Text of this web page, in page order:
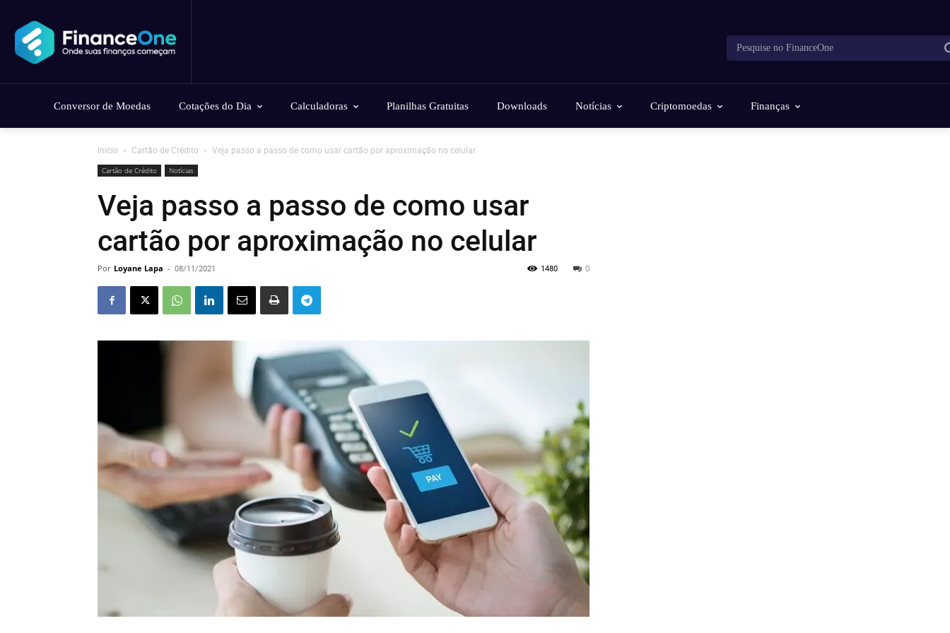
Pesquise no FinanceOne
Conversor de Moedas Cotações do Dia Calculadoras Planilhas Gratuitas Downloads Notícias Criptomoedas Finanças
Início Cartão de Crédito Veja passo a passo de como usar cartão por aproximação no celular
Cartão de Crédito Notícias
Veja passo a passo de como usar
cartão por aproximação no celular
Por Loyane Lapa - 08/11/2021 0
1480